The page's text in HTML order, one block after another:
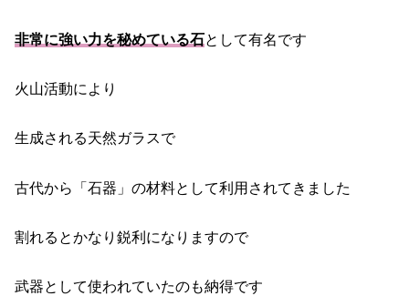
非常に強い力を秘めている石として有名です
火山活動により
生成される天然ガラスで
古代から「石器」の材料として利用されてきました
割れるとかなり鋭利になりますので
武器として使われていたのも納得です